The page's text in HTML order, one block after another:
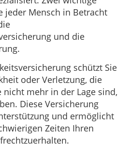
jeder Mensch in Betracht
und die
schützt Sie
oder Verletzung, die
nicht mehr in der Lage sind,
Diese Versicherung
und ermöglicht
Zeiten Ihren